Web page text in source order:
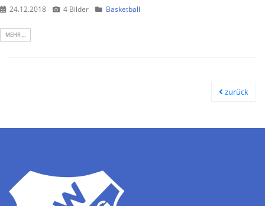
24.12.2018 4 Bilder Basketball
MEHR ...
zurück